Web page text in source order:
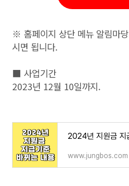
※ 홈페이지 상단 메뉴 알림마
시면 됩니다.
■ 사업기간
2023년 12월 10일까지.
2024년 지원금 지
www.jungbos.com